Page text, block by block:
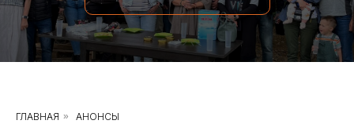
ГЛАВНАЯ » АНОНСЫ